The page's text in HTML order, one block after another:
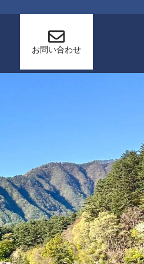
お問い合わせ